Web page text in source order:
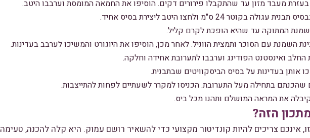
בעזרת מעבד מזון עד שהתקבלו פירורים דקים. הוסיפו את החמאה המומסת וערבבו היטב.
24 ס"מ ולחצו היטב ליצירת בסיס אחיד.
המתוקה עד שהיא הופכת לקרם קליל.
השמנת עם הסוכר ותמצית הווניל. לאחר מכן, הוסיפו את היוגורט והמשיכו לערבב בעדינות.
החלב ואינסטנט הפודינג וערבבו לתערובת אחידה וחלקה.
אותן בעדינות על בסיס הביסקוויטים שבתבנית.
שהכנתם בתחילה מעל התערובת. הכניסו למקרר לשעתיים לפחות להתייצבות.
את המראה המושלם ותהנו מכל ביס.
הזה?
אינכם צריכים להיות קונדיטור מקצועי כדי להשאיר רושם עמוק. היא קלה להכנה, טעימה